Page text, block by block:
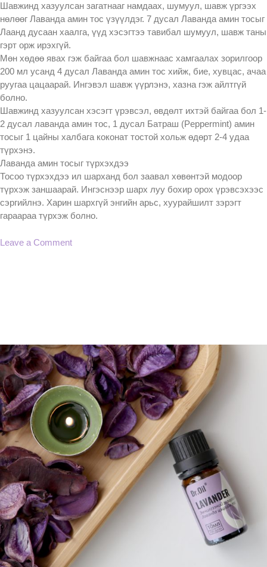
Шавжинд хазуулсан загатнааг намдаах, шумуул, шавж үргээх
нөлөөг Лаванда амин тос үзүүлдэг. 7 дусал Лаванда амин тосыг
Лаанд дусаан хаалга, үүд хэсэгтээ тавибал шумуул, шавж таны
гэрт орж ирэхгүй.
Мөн хөдөө явах гэж байгаа бол шавжнаас хамгаалах зорилгоор
200 мл усанд 4 дусал Лаванда амин тос хийж, бие, хувцас, ачаа
руугаа цацаарай. Ингэвэл шавж үүрлэнэ, хазна гэж айлтгүй
болно.
Шавжинд хазуулсан хэсэгт үрэвсэл, өвдөлт ихтэй байгаа бол 1-
2 дусал лаванда амин тос, 1 дусал Батраш (Peppermint) амин
тосыг 1 цайны халбага коконат тостой хольж өдөрт 2-4 удаа
түрхэнэ.
Лаванда амин тосыг түрхэхдээ
Тосоо түрхэхдээ ил шарханд бол заавал хөвөнтэй модоор
түрхэж заншаарай. Ингэснээр шарх луу бохир орох үрэвсэхээс
сэргийлнэ. Харин шархгүй энгийн арьс, хуурайшилт зэрэгт
гараараа түрхэж болно.
Leave a Commenton